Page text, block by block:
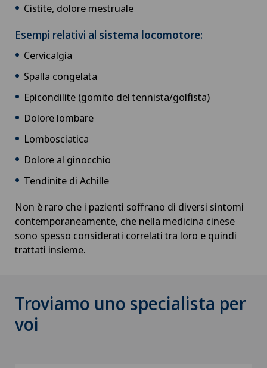
Cistite, dolore mestruale
Esempi relativi al sistema locomotore:
Cervicalgia
Spalla congelata
Epicondilite (gomito del tennista/golfista)
Dolore lombare
Lombosciatica
Dolore al ginocchio
Tendinite di Achille
Non è raro che i pazienti soffrano di diversi sintomi
contemporaneamente, che nella medicina cinese
sono spesso considerati correlati tra loro e quindi
trattati insieme.
Troviamo uno specialista per
voi